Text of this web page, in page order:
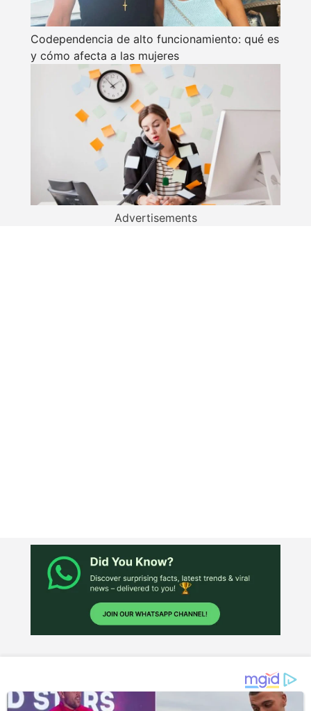
Codependencia de alto funcionamiento: qué es
y cómo afecta a las mujeres
Advertisements